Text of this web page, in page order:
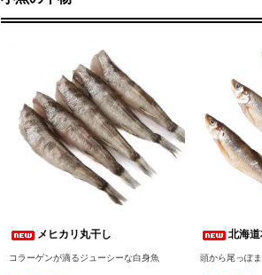
メヒカリ丸干し
コラーゲンが滴るジューシーな白身魚
北海
頭から尾っぽ